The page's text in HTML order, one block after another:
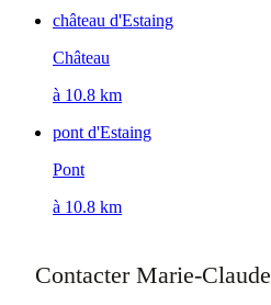
château d'Estaing
Château
à 10.8 km
pont d'Estaing
Pont
à 10.8 km
Contacter Marie-Claude